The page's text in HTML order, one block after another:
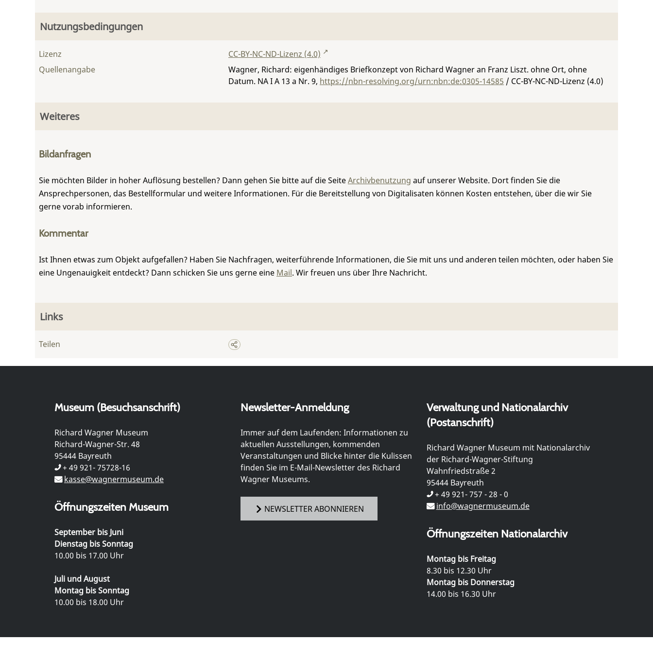
Nutzungsbedingungen
Lizenz
CC-BY-NC-ND-Lizenz (4.0)
Quellenangabe
Wagner, Richard: eigenhändiges Briefkonzept von Richard Wagner an Franz Liszt. ohne Ort, ohne
Datum. NA I A 13 a Nr. 9, https://nbn-resolving.org/urn:nbn:de:0305-14585 / CC-BY-NC-ND-Lizenz (4.0)
Weiteres
Bildanfragen
Sie möchten Bilder in hoher Auflösung bestellen? Dann gehen Sie bitte auf die SeiteArchivbenutzung auf unserer Website. Dort finden Sie die
Ansprechpersonen, das Bestellformular und weitere Informationen. Für die Bereitstellung von Digitalisaten können Kosten entstehen, über die wir Sie
gerne vorab informieren.
Kommentar
Ist Ihnen etwas zum Objekt aufgefallen? Haben Sie Nachfragen, weiterführende Informationen, die Sie mit uns und anderen teilen möchten, oder haben Sie
eine Ungenauigkeit entdeckt? Dann schicken Sie uns gerne eine Mail. Wir freuen uns über Ihre Nachricht.
Links
Teilen
Museum (Besuchsanschrift)
Richard Wagner Museum
Richard-Wagner-Str. 48
95444 Bayreuth
+ 49 921- 75728-16
kasse@wagnermuseum.de
Öffnungszeiten Museum
September bis Juni
Dienstag bis Sonntag
10.00 bis 17.00 Uhr
Juli und August
Montag bis Sonntag
10.00 bis 18.00 Uhr
Newsletter-Anmeldung
Immer auf dem Laufenden: Informationen zu
aktuellen Ausstellungen, kommenden
Veranstaltungen und Blicke hinter die Kulissen
finden Sie im E-Mail-Newsletter des Richard
Wagner Museums.
NEWSLETTER ABONNIEREN
Verwaltung und Nationalarchiv
(Postanschrift)
Richard Wagner Museum mit Nationalarchiv
der Richard-Wagner-Stiftung
Wahnfriedstraße 2
95444 Bayreuth
+ 49 921- 757 - 28 - 0
info@wagnermuseum.de
Öffnungszeiten Nationalarchiv
Montag bis Freitag
8.30 bis 12.30 Uhr
Montag bis Donnerstag
14.00 bis 16.30 Uhr